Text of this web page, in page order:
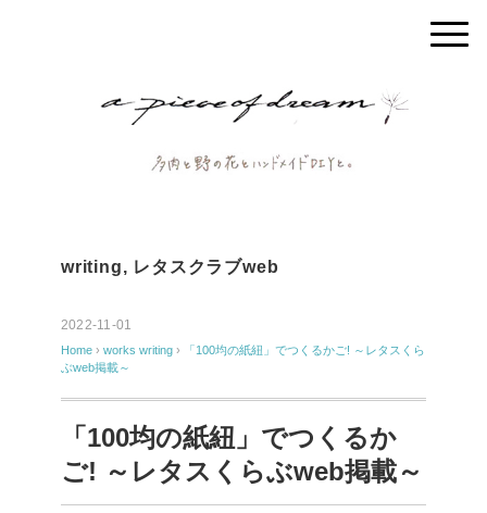
writing, レタスクラブweb
2022-11-01
Home › works writing ›
「100均の紙紐」でつくるかご! ～レタスくら
ぶweb掲載～
「100均の紙紐」でつくるか
ご! ～レタスくらぶweb掲載～